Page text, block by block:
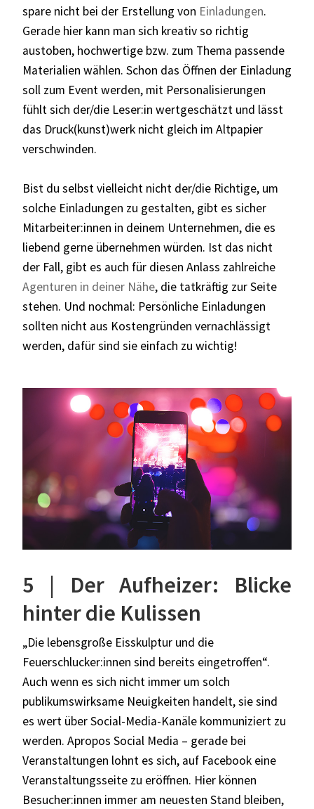
spare nicht bei der Erstellung von Einladungen.
Gerade hier kann man sich kreativ so richtig
austoben, hochwertige bzw. zum Thema passende
Materialien wählen. Schon das Öffnen der Einladung
soll zum Event werden, mit Personalisierungen
fühlt sich der/die Leser:in wertgeschätzt und lässt
das Druck(kunst)werk nicht gleich im Altpapier
verschwinden.
Bist du selbst vielleicht nicht der/die Richtige, um
solche Einladungen zu gestalten, gibt es sicher
Mitarbeiter:innen in deinem Unternehmen, die es
liebend gerne übernehmen würden. Ist das nicht
der Fall, gibt es auch für diesen Anlass zahlreiche
Agenturen in deiner Nähe, die tatkräftig zur Seite
stehen. Und nochmal: Persönliche Einladungen
sollten nicht aus Kostengründen vernachlässigt
werden, dafür sind sie einfach zu wichtig!
5 | Der Aufheizer: Blicke
hinter die Kulissen
„Die lebensgroße Eisskulptur und die
Feuerschlucker:innen sind bereits eingetroffen“.
Auch wenn es sich nicht immer um solch
publikumswirksame Neuigkeiten handelt, sie sind
es wert über Social-Media-Kanäle kommuniziert zu
werden. Apropos Social Media – gerade bei
Veranstaltungen lohnt es sich, auf Facebook eine
Veranstaltungsseite zu eröffnen. Hier können
Besucher:innen immer am neuesten Stand bleiben,